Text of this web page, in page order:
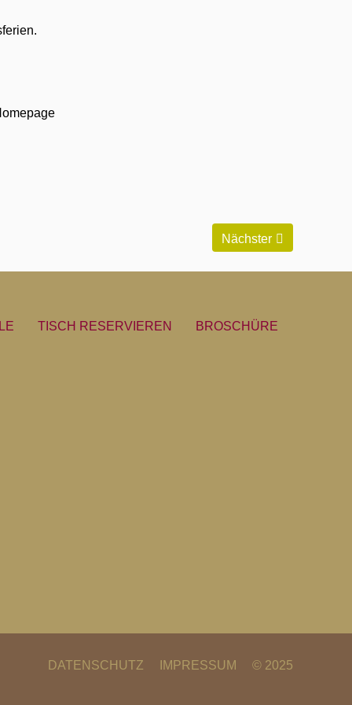
Nächster
TISCH RESERVIEREN BROSCHÜRE
DATENSCHUTZ IMPRESSUM © 2025